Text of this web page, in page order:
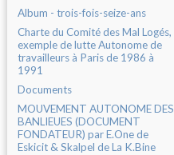
Album - trois-fois-seize-ans
Charte du Comité des Mal Logés,
exemple de lutte Autonome de
travailleurs à Paris de 1986 à
1991
Documents
MOUVEMENT AUTONOME DES
BANLIEUES (DOCUMENT
FONDATEUR) par E.One de
Eskicit & Skalpel de La K.Bine